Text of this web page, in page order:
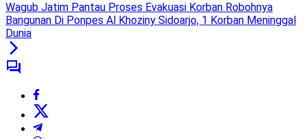
Wagub Jatim Pantau Proses Evakuasi Korban Robohnya
Bangunan Di Ponpes Al Khoziny Sidoarjo, 1 Korban Meninggal
Dunia